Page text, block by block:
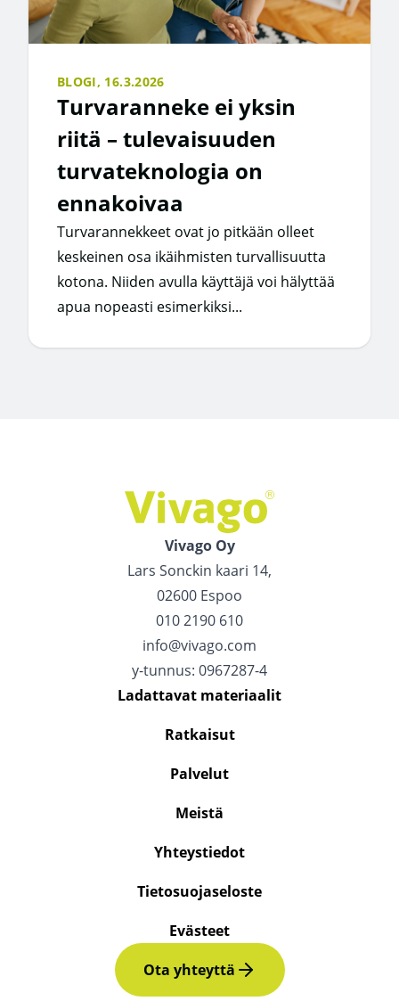
BLOGI, 16.3.2026
Turvaranneke ei yksin
riitä – tulevaisuuden
turvateknologia on
ennakoivaa
Turvarannekkeet ovat jo pitkään olleet
keskeinen osa ikäihmisten turvallisuutta
kotona. Niiden avulla käyttäjä voi hälyttää
apua nopeasti esimerkiksi...
Ota yhteyttä
Vivago Oy
Lars Sonckin kaari 14,
02600 Espoo
010 2190 610
info@vivago.com
y-tunnus: 0967287-4
Ladattavat materiaalit
Ratkaisut
Palvelut
Meistä
Yhteystiedot
Tietosuojaseloste
Evästeet